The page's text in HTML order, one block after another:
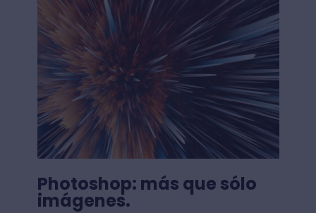
Photoshop: más que sólo
imágenes.